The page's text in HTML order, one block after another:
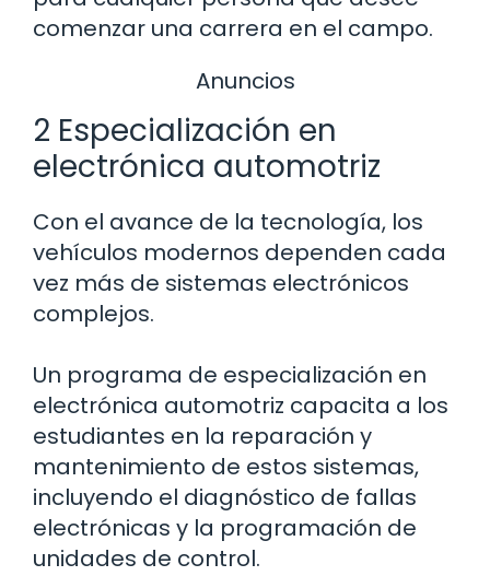
comenzar una carrera en el campo.
Anuncios
2 Especialización en
electrónica automotriz
Con el avance de la tecnología, los
vehículos modernos dependen cada
vez más de sistemas electrónicos
complejos.
Un programa de especialización en
electrónica automotriz capacita a los
estudiantes en la reparación y
mantenimiento de estos sistemas,
incluyendo el diagnóstico de fallas
electrónicas y la programación de
unidades de control.